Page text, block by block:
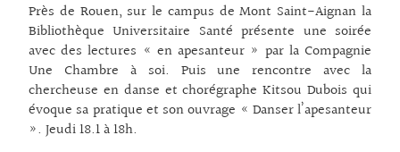
Près de Rouen, sur le campus de Mont Saint-Aignan la
Bibliothèque Universitaire Santé présente une soirée
avec des lectures « en apesanteur » par la Compagnie
Une Chambre à soi. Puis une rencontre avec la
chercheuse en danse et chorégraphe Kitsou Dubois qui
évoque sa pratique et son ouvrage « Danser l’apesanteur
». Jeudi 18.1 à 18h.